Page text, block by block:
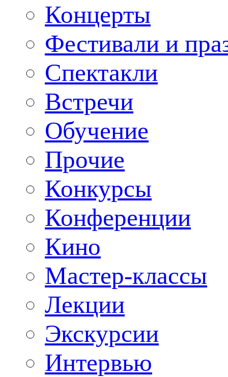
Концерты
Фестивали и
Спектакли
Встречи
Обучение
Прочие
Конкурсы
Конференции
Кино
Мастер-классы
Лекции
Экскурсии
Интервью